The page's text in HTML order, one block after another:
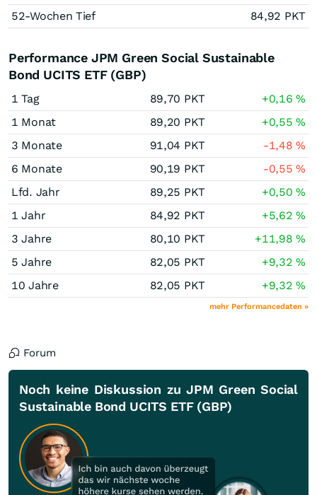
52-Wochen Tief
84,92 PKT
Performance JPM Green Social Sustainable
Bond UCITS ETF (GBP)
1 Tag 89,70 PKT +0,16%
1 Monat
89,20 PKT +0,55%
3 Monate
91,04 PKT -1,48%
6 Monate
90,19 PKT -0,55%
Lfd. Jahr
89,25 PKT +0,50%
1 Jahr
84,92 PKT +5,62%
3 Jahre
80,10 PKT +11,98%
5 Jahre
82,05 PKT +9,32%
10 Jahre
82,05 PKT +9,32%
mehr Performancedaten »
Forum
Noch keine Diskussion zu JPM Green Social
Sustainable Bond UCITS ETF (GBP)